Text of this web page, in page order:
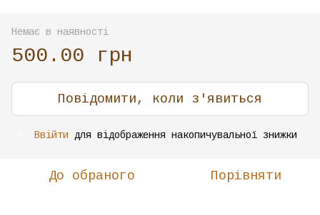
Немає в наявності
500.00 грн
Повідомити, коли з'явиться
Ввійти для відображення накопичувальної знижки
До обраного Порівняти